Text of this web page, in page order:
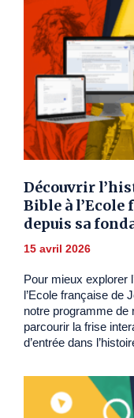
Découvrir
Bible à l’Ecole
depuis sa
15 avril 2026
Pour mieux explorer
l’Ecole française de
notre programme de
parcourir la frise
d’entrée dans